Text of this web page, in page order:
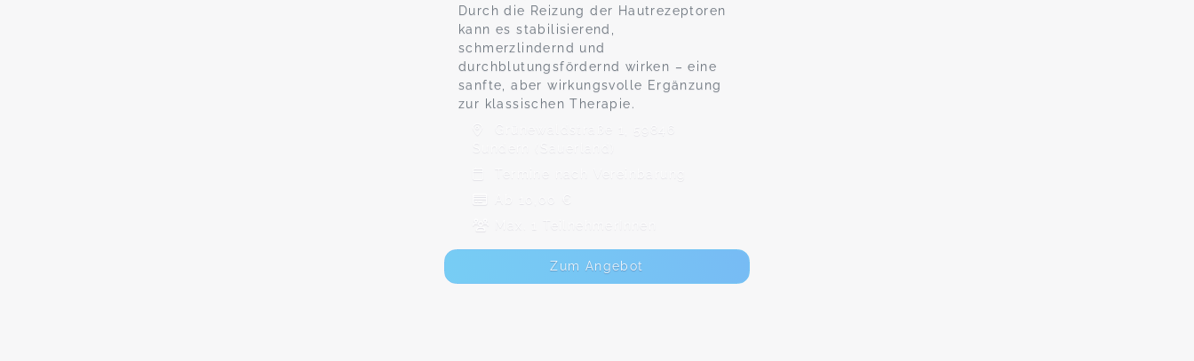
Durch die Reizung der Hautrezeptoren
kann es stabilisierend,
schmerzlindernd und
durchblutungsfördernd wirken – eine
sanfte, aber wirkungsvolle Ergänzung
zur klassischen Therapie.
Grünewaldstraße 1, 59846
Sundern (Sauerland)
Termine nach Vereinbarung
Ab 10,00 €
Max. 1 TeilnehmerInnen
Zum Angebot